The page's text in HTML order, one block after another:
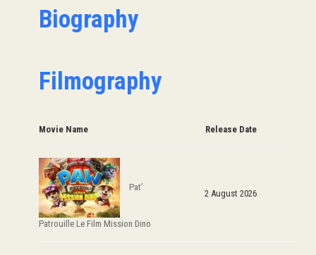
Biography
Filmography
Movie Name Release Date
Pat’
Patrouille Le Film Mission Dino
2 August 2026